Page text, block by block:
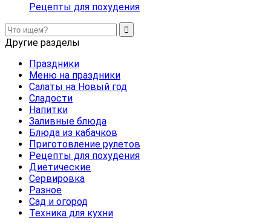
Рецепты для похудения
Другие разделы
Праздники
Меню на праздники
Салаты на Новый год
Сладости
Напитки
Заливные блюда
Блюда из кабачков
Приготовление рулетов
Рецепты для похудения
Диетические
Сервировка
Разное
Сад и огород
Техника для кухни